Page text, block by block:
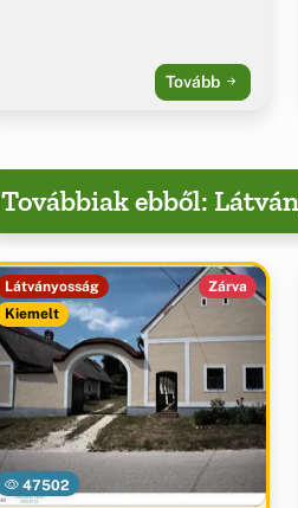
Tovább
Továbbiak ebből:
47502
Látványosság
Kiemelt
Zárva